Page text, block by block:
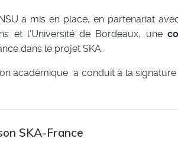
a mis en place, en partenariat
et l'Université de Bordeaux, une
dans le projet SKA.
académique a conduit à la
SKA-France